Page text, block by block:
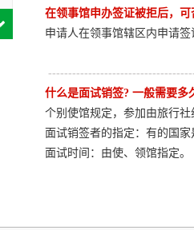
在领事馆申办签证被拒后，可
申请人在领事馆辖区内申请签
什么是面试销签? 一般需要多
个别使馆规定，参加由旅行
面试销签者的指定：有的国
面试时间：由使、领馆指定。